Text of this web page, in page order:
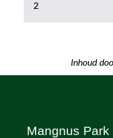
2
Inhoud
Mangnus